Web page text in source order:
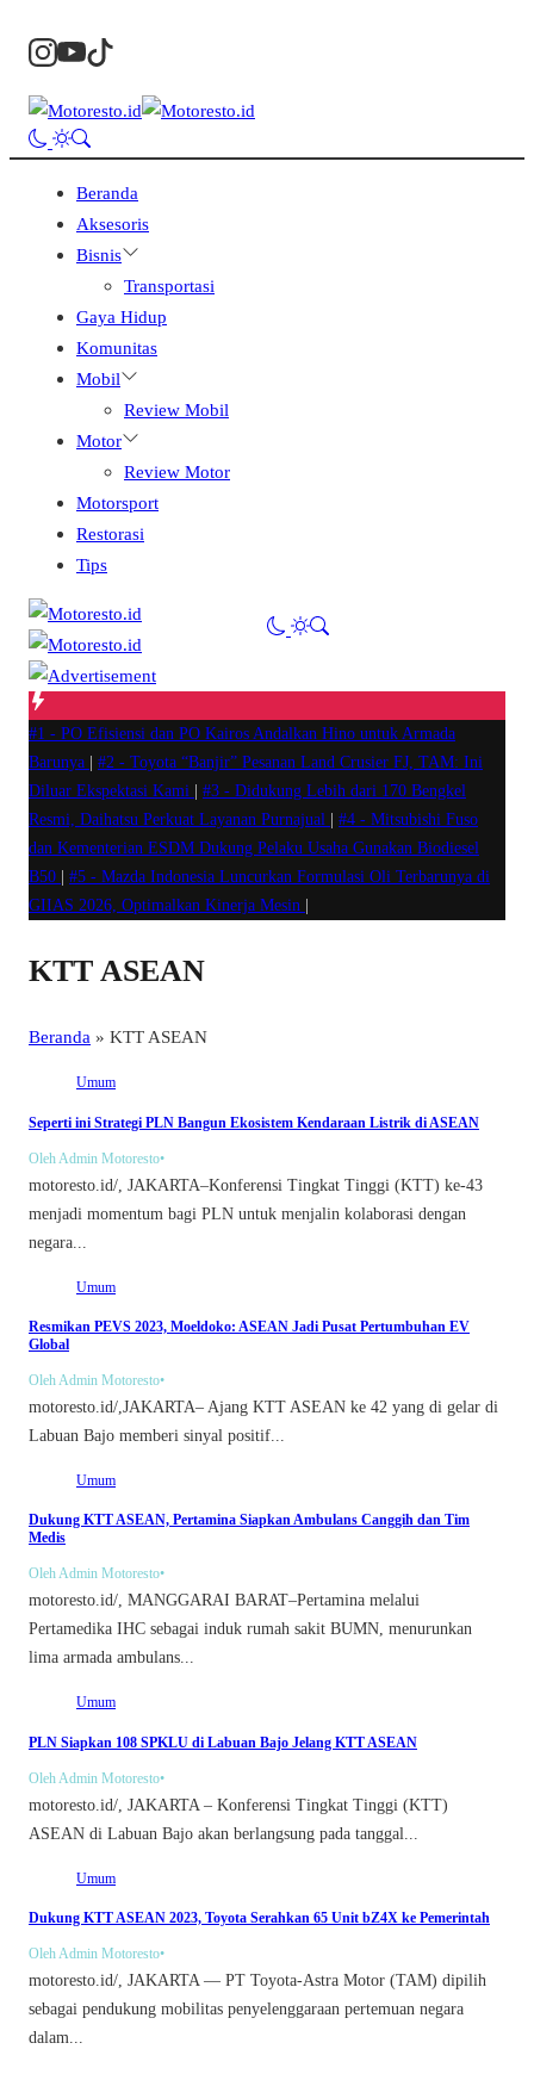
Beranda
Aksesoris
Bisnis
Transportasi
Gaya Hidup
Komunitas
Mobil
Review Mobil
Motor
Review Motor
Motorsport
Restorasi
Tips
#1 - PO Efisiensi dan PO Kairos Andalkan Hino untuk Armada
Barunya
#2 - Toyota “Banjir” Pesanan Land Crusier FJ, TAM: Ini
Diluar Ekspektasi Kami
#3 - Didukung Lebih dari 170 Bengkel
Resmi, Daihatsu Perkuat Layanan Purnajual
#4 - Mitsubishi Fuso
dan Kementerian ESDM Dukung Pelaku Usaha Gunakan Biodiesel
B50
#5 - Mazda Indonesia Luncurkan Formulasi Oli Terbarunya di
GIIAS 2026, Optimalkan Kinerja Mesin
KTT ASEAN
Beranda » KTT ASEAN
Umum
Seperti ini Strategi PLN Bangun Ekosistem Kendaraan Listrik di ASEAN
Oleh Admin Motoresto•
motoresto.id/, JAKARTA–Konferensi Tingkat Tinggi (KTT) ke-43
menjadi momentum bagi PLN untuk menjalin kolaborasi dengan
negara...
Umum
Resmikan PEVS 2023, Moeldoko: ASEAN Jadi Pusat Pertumbuhan EV
Global
Oleh Admin Motoresto•
motoresto.id/,JAKARTA– Ajang KTT ASEAN ke 42 yang di gelar di
Labuan Bajo memberi sinyal positif...
Umum
Dukung KTT ASEAN, Pertamina Siapkan Ambulans Canggih dan Tim
Medis
Oleh Admin Motoresto•
motoresto.id/, MANGGARAI BARAT–Pertamina melalui
Pertamedika IHC sebagai induk rumah sakit BUMN, menurunkan
lima armada ambulans...
Umum
PLN Siapkan 108 SPKLU di Labuan Bajo Jelang KTT ASEAN
Oleh Admin Motoresto•
motoresto.id/, JAKARTA – Konferensi Tingkat Tinggi (KTT)
ASEAN di Labuan Bajo akan berlangsung pada tanggal...
Umum
Dukung KTT ASEAN 2023, Toyota Serahkan 65 Unit bZ4X ke Pemerintah
Oleh Admin Motoresto•
motoresto.id/, JAKARTA — PT Toyota-Astra Motor (TAM) dipilih
sebagai pendukung mobilitas penyelenggaraan pertemuan negara
dalam...